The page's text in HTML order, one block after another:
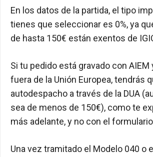
En los datos de la partida, el tipo
tienes que seleccionar es 0%, ya
de hasta 150€ están exentos de
Si tu pedido está gravado con AIEM
fuera de la Unión Europea, tendrás
autodespacho a través de la DUA
sea de menos de 150€), como te
más adelante, y no con el
Una vez tramitado el Modelo 040 o